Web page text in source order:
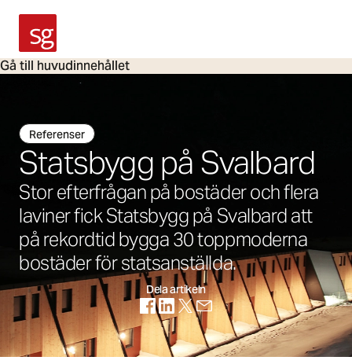
Gå till huvudinnehållet
SG Armaturen
Referenser
Statsbygg på Svalbard
Stor efterfrågan på bostäder och flera
laviner fick Statsbygg på Svalbard att
på rekordtid bygga 30 toppmoderna
bostäder för statsanställda.
Dela artikeln
(Öppnas i ny flik)
(Öppnas i ny flik)
(Öppnas i ny flik)
(Öppnas i ny flik)